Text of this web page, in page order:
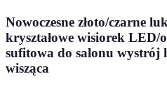
Nowoczesne złoto/czarne
kryształowe wisiorek LED/
sufitowa do salonu wystrój
wisząca